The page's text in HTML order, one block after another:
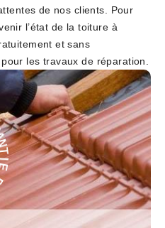
de nos clients. Pour
l’état de la toiture à
et sans
les travaux de réparation.